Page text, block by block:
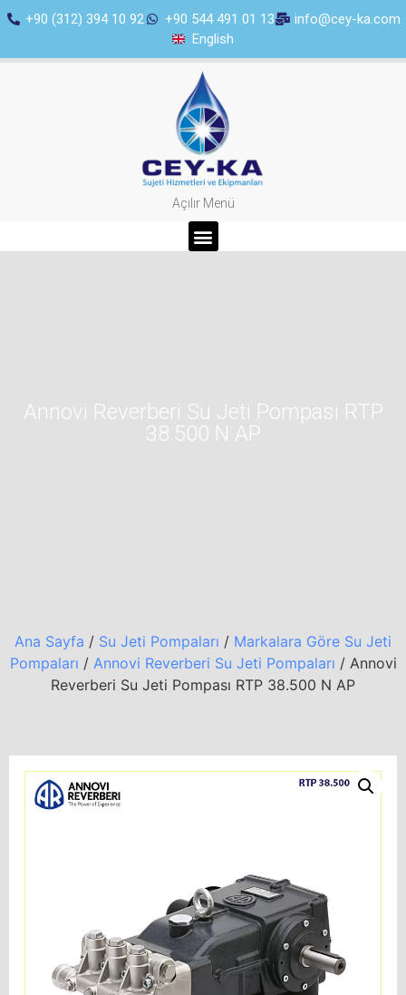
+90 (312) 394 10 92 +90 544 491 01 13
info@cey-ka.com
English
Açılır Menü
Annovi Reverberi Su Jeti Pompası RTP
38.500 N AP
Ana Sayfa / Su Jeti Pompaları / Markalara Göre Su Jeti
Pompaları / Annovi Reverberi Su Jeti Pompaları / Annovi
Reverberi Su Jeti Pompası RTP 38.500 N AP